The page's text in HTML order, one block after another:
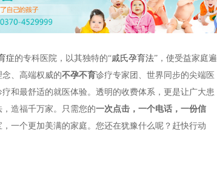
症的专科医院，以其独特的“戚氏孕育法”，使受益家庭遍
、高端权威的不孕不育诊疗专家团、世界同步的尖端医
和最舒适的就医体验。透明的收费体系，更是让广大患
造福千万家。只需您的一次点击，一个电话，一份信
一个更加美满的家庭。您还在犹豫什么呢？赶快行动